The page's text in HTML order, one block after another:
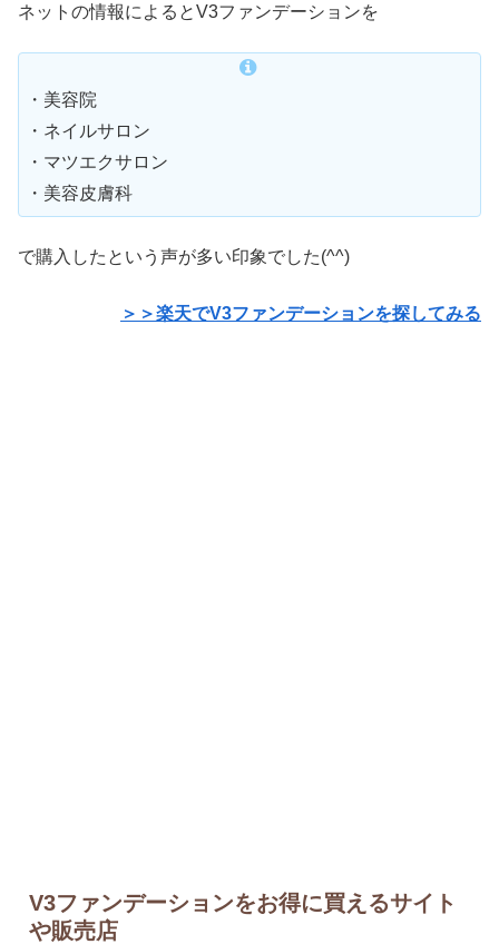
ネットの情報によるとV3ファンデーションを
・美容院
・ネイルサロン
・マツエクサロン
・美容皮膚科
で購入したという声が多い印象でした(^^)
＞＞楽天でV3ファンデーションを探してみる
V3ファンデーションをお得に買えるサイト
や販売店